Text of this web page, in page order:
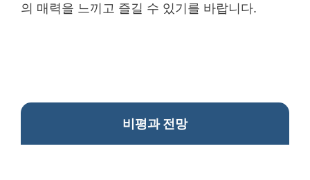
의 매력을 느끼고 즐길 수 있기를 바랍니다.
비평과 전망